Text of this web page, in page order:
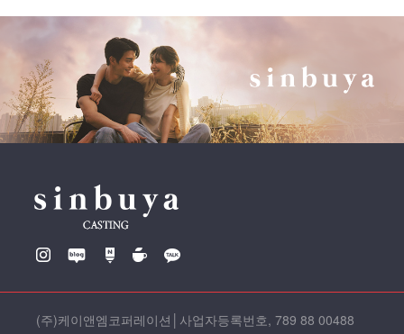
(주)케이앤엠코퍼레이션 사업자등록번호, 789 88 00488